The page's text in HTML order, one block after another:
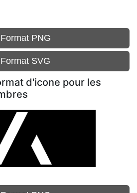
Format PNG
Format SVG
d'icone pour les